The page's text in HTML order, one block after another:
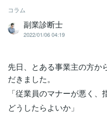
コラム
副業診断士
2022/01/06 04:19
先日、とある事業主の方か
だきました。
「従業員のマナーが悪く、
どうしたらよいか」